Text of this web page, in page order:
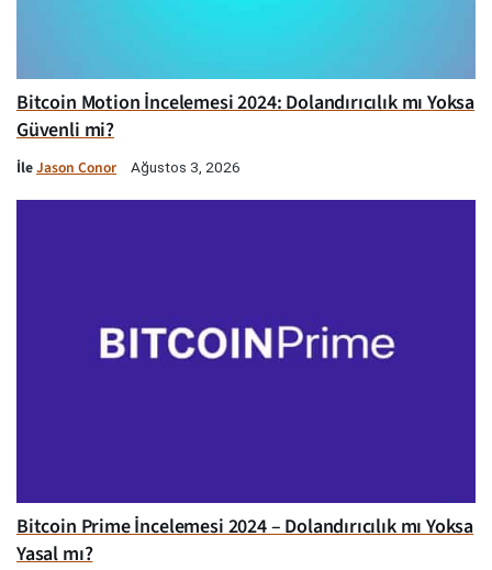
Bitcoin Motion İncelemesi 2024: Dolandırıcılık mı Yoksa
Güvenli mi?
İleJason Conor Ağustos 3, 2026
Bitcoin Prime İncelemesi 2024 – Dolandırıcılık mı Yoksa
Yasal mı?